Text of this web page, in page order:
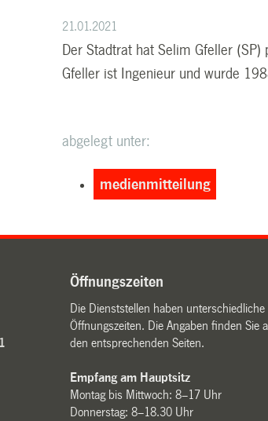
21.01.2021
Der Stadtrat hat Selim Gfeller
Gfeller ist Ingenieur und wurde
abgelegt unter:
medienmitteilung
Öffnungszeiten
Die Dienststellen haben unterschiedliche
Öffnungszeiten. Die Angaben finden Sie
den entsprechenden Seiten.
Empfang am Hauptsitz
Montag bis Mittwoch: 8–17 Uhr
Donnerstag: 8–18.30 Uhr